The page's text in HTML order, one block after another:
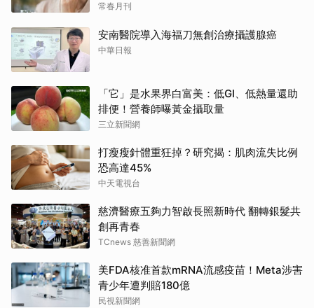
常春月刊
安南醫院導入海福刀無創治療攝護腺癌
中華日報
「它」是水果界白富美：低GI、低熱量還助
排便！營養師曝黃金攝取量
三立新聞網
打瘦瘦針體重狂掉？研究揭：肌肉流失比例
恐高達45%
中天電視台
慈濟醫療五夠力智啟長照新時代 翻轉銀髮共
創再青春
TCnews 慈善新聞網
美FDA核准首款mRNA流感疫苗！Meta涉害
青少年遭判賠180億
民視新聞網